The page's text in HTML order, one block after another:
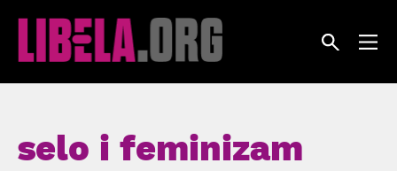
selo i feminizam